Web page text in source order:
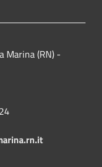
Marina (RN) -